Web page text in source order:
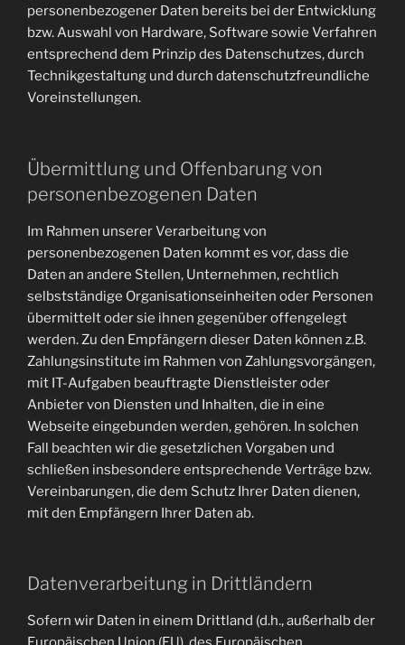
personenbezogener Daten bereits bei der Entwicklung
bzw. Auswahl von Hardware, Software sowie Verfahren
entsprechend dem Prinzip des Datenschutzes, durch
Technikgestaltung und durch datenschutzfreundliche
Voreinstellungen.
Übermittlung und Offenbarung von
personenbezogenen Daten
Im Rahmen unserer Verarbeitung von
personenbezogenen Daten kommt es vor, dass die
Daten an andere Stellen, Unternehmen, rechtlich
selbstständige Organisationseinheiten oder Personen
übermittelt oder sie ihnen gegenüber offengelegt
werden. Zu den Empfängern dieser Daten können z.B.
Zahlungsinstitute im Rahmen von Zahlungsvorgängen,
mit IT-Aufgaben beauftragte Dienstleister oder
Anbieter von Diensten und Inhalten, die in eine
Webseite eingebunden werden, gehören. In solchen
Fall beachten wir die gesetzlichen Vorgaben und
schließen insbesondere entsprechende Verträge bzw.
Vereinbarungen, die dem Schutz Ihrer Daten dienen,
mit den Empfängern Ihrer Daten ab.
Datenverarbeitung in Drittländern
Sofern wir Daten in einem Drittland (d.h., außerhalb der